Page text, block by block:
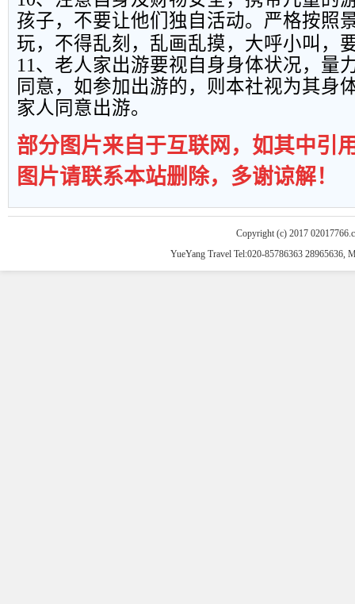
孩子，不要让他们独自活动。严格按照
玩，不得乱刻，乱画乱摸，大呼小叫，
11、老人家出游要视自身身体状况，量
同意，如参加出游的，则本社视为其身
家人同意出游。
部分图片来自于互联网，如其中引
图片请联系本站删除，多谢谅解！
Copyright (c) 2017
YueYang Travel Tel:020-85786363 28965636,